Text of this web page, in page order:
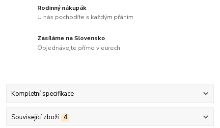
Rodinný nákupák
U nás pochodíte s každým přáním
Zasíláme na Slovensko
Objednávejte přímo v eurech
Kompletní specifikace
Související zboží 4